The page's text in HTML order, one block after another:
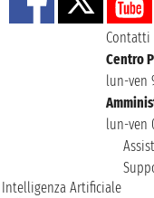
Contatti
Centro
lun-ven
lun-ven
Intelligenza Artificiale